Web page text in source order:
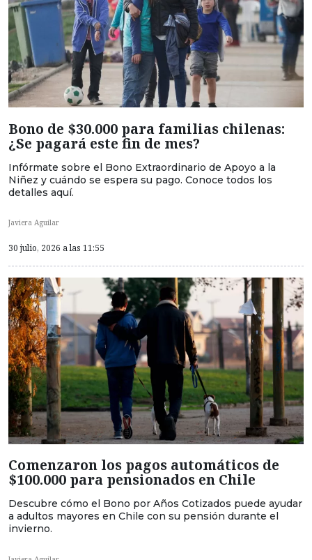
Bono de $30.000 para familias chilenas:
¿Se pagará este fin de mes?
Infórmate sobre el Bono Extraordinario de Apoyo a la
Niñez y cuándo se espera su pago. Conoce todos los
detalles aquí.
Javiera Aguilar
30 julio, 2026 a las 11:55
Comenzaron los pagos automáticos de
$100.000 para pensionados en Chile
Descubre cómo el Bono por Años Cotizados puede ayudar
a adultos mayores en Chile con su pensión durante el
invierno.